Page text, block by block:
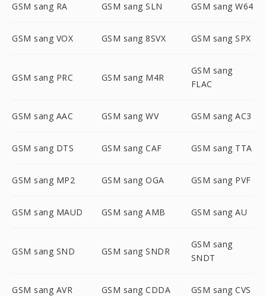
GSM sang RA GSM sang SLN GSM sang W64
GSM sang VOX GSM sang 8SVX GSM sang SPX
GSM sang PRC GSM sang M4R
GSM sang
FLAC
GSM sang AAC GSM sang WV GSM sang AC3
GSM sang DTS GSM sang CAF GSM sang TTA
GSM sang MP2 GSM sang OGA GSM sang PVF
GSM sang MAUD GSM sang AMB GSM sang AU
GSM sang SND GSM sang SNDR
GSM sang
SNDT
GSM sang AVR GSM sang CDDA GSM sang CVS